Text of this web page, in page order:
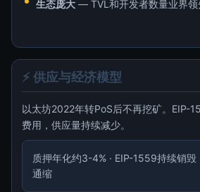
生态庞大 — TVL和开发者数量业界领
⚡ 供应与经济模型
以太坊2022年转PoS后不再挖矿。EIP-
费用，供应量持续减少。
质押年化约3-4% · EIP-1559持续销毁
通缩